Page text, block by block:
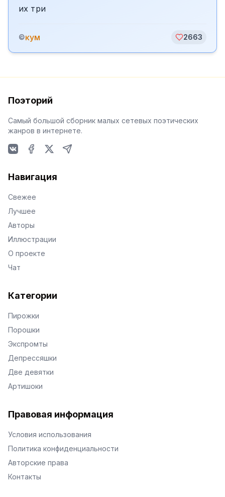
их три
©кум 2663
Поэторий
Самый большой сборник малых сетевых поэтических
жанров в интернете.
Навигация
Свежее
Лучшее
Авторы
Иллюстрации
О проекте
Чат
Категории
Пирожки
Порошки
Экспромты
Депрессяшки
Две девятки
Артишоки
Правовая информация
Условия использования
Политика конфиденциальности
Авторские права
Контакты